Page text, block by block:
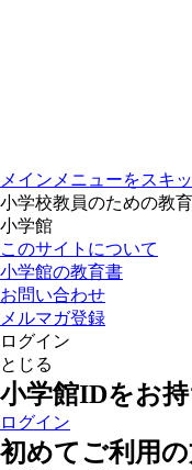
メインメニューをスキ
小学校教員のための教
小学館
このサイトについて
小学館の教育書
お問い合わせ
メルマガ登録
ログイン
とじる
小学館IDをお
ログイン
初めてご利用